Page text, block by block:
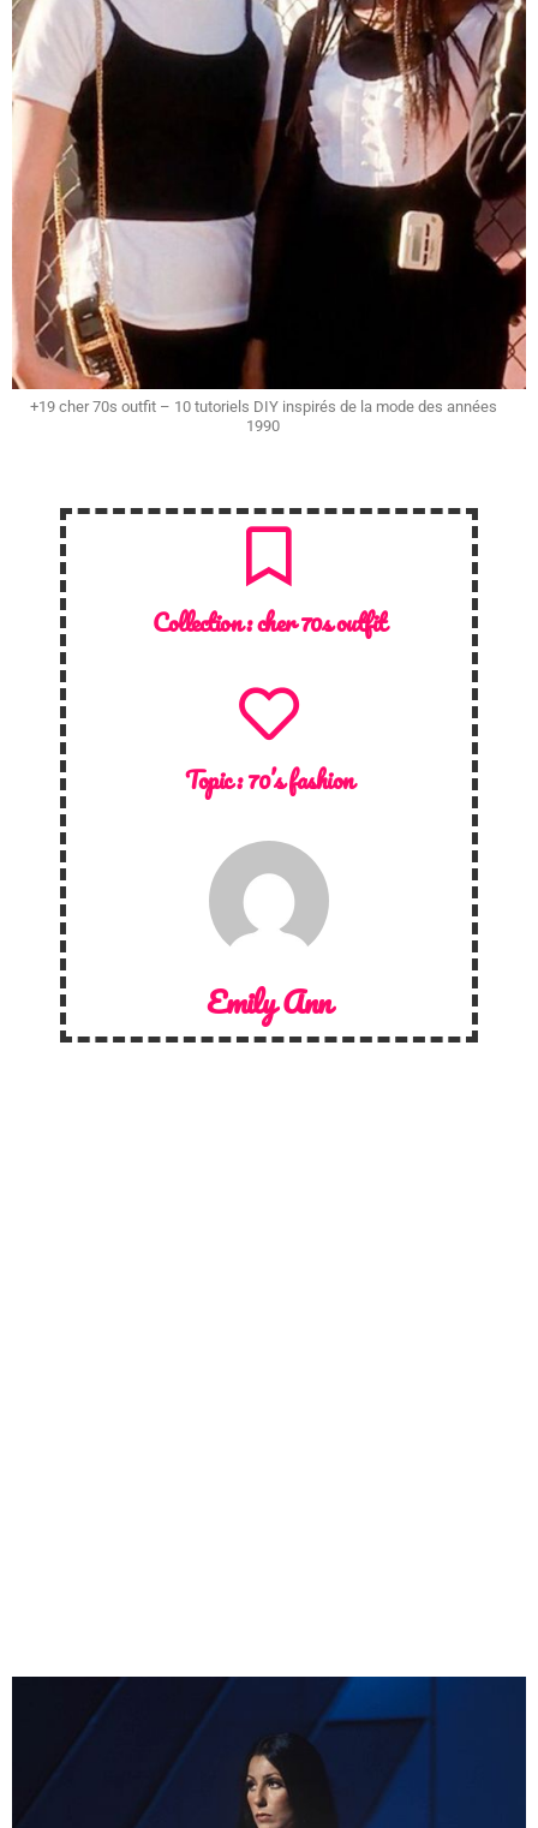
+19 cher 70s outfit – 10 tutoriels DIY inspirés de la mode des années
1990
Collection :cher 70s outfit
Topic :70’s fashion
Emily Ann